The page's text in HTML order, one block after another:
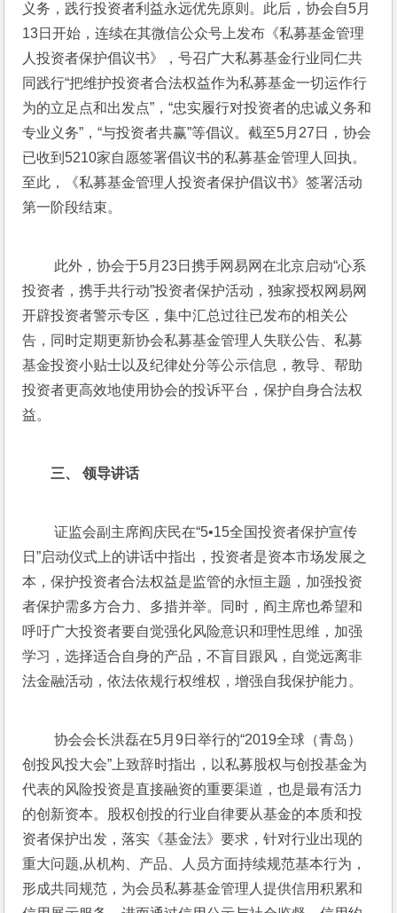
义务，践行投资者利益永远优先原则。此后，协会自5月
13日开始，连续在其微信公众号上发布《私募基金管理
人投资者保护倡议书》，号召广大私募基金行业同仁共
同践行“把维护投资者合法权益作为私募基金一切运作行
为的立足点和出发点”，“忠实履行对投资者的忠诚义务和
专业义务”，“与投资者共赢”等倡议。截至5月27日，协会
已收到5210家自愿签署倡议书的私募基金管理人回执。
至此，《私募基金管理人投资者保护倡议书》签署活动
第一阶段结束。
投资者，携手共行动”投资者保护活动，独家授权网易网
开辟投资者警示专区，集中汇总过往已发布的相关公
告，同时定期更新协会私募基金管理人失联公告、私募
基金投资小贴士以及纪律处分等公示信息，教导、帮助
投资者更高效地使用协会的投诉平台，保护自身合法权
益。
三、 领导讲话
证监会副主席阎庆民在“5•15全国投资者保护宣传
日”启动仪式上的讲话中指出，投资者是资本市场发展之
本，保护投资者合法权益是监管的永恒主题，加强投资
者保护需多方合力、多措并举。同时，阎主席也希望和
呼吁广大投资者要自觉强化风险意识和理性思维，加强
学习，选择适合自身的产品，不盲目跟风，自觉远离非
法金融活动，依法依规行权维权，增强自我保护能力。
协会会长洪磊在5月9日举行的“2019全球（青岛）
创投风投大会”上致辞时指出，以私募股权与创投基金为
代表的风险投资是直接融资的重要渠道，也是最有活力
的创新资本。股权创投的行业自律要从基金的本质和投
资者保护出发，落实《基金法》要求，针对行业出现的
重大问题,从机构、产品、人员方面持续规范基本行为，
形成共同规范，为会员私募基金管理人提供信用积累和